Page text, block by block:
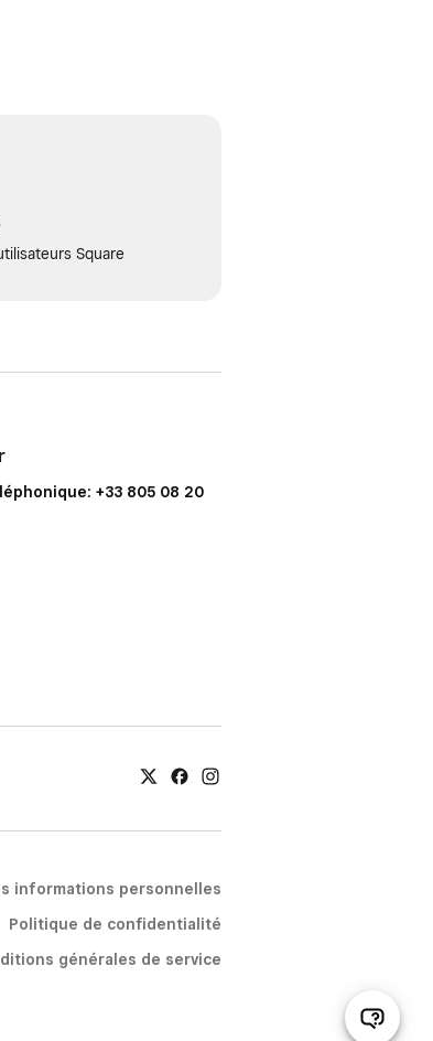
Square
+33 805 08 20
informations personnelles
Politique de confidentialité
générales de service